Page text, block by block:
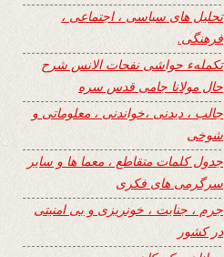
تحلیل های سیاسی ، اجتماعی ،
فرهنگی.
تکملهء حواشی نفحات الانس شرح
حال مولانا جامی قدس سره
جالب ، دیدنی ،خواندنی ، معلوماتی و
شوخی
جدول کلمات متقاطع ، معما ها و سایر
سرگرمی های فکری
جرم ، جنایت ، خونریزی و بی امنیتی
در کشور